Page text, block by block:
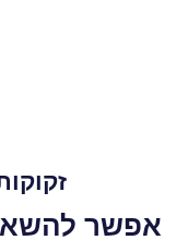
אפשר